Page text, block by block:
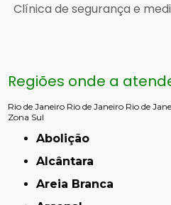
Clínica de segurança e
Regiões onde a
Rio de Janeiro Rio de Janeiro Rio de
Zona Sul
Abolição
Alcântara
Areia Branca